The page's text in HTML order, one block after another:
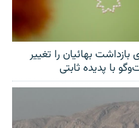
بهائیان را تغییر
با پدیده ثابتی